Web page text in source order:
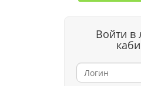
Войти в